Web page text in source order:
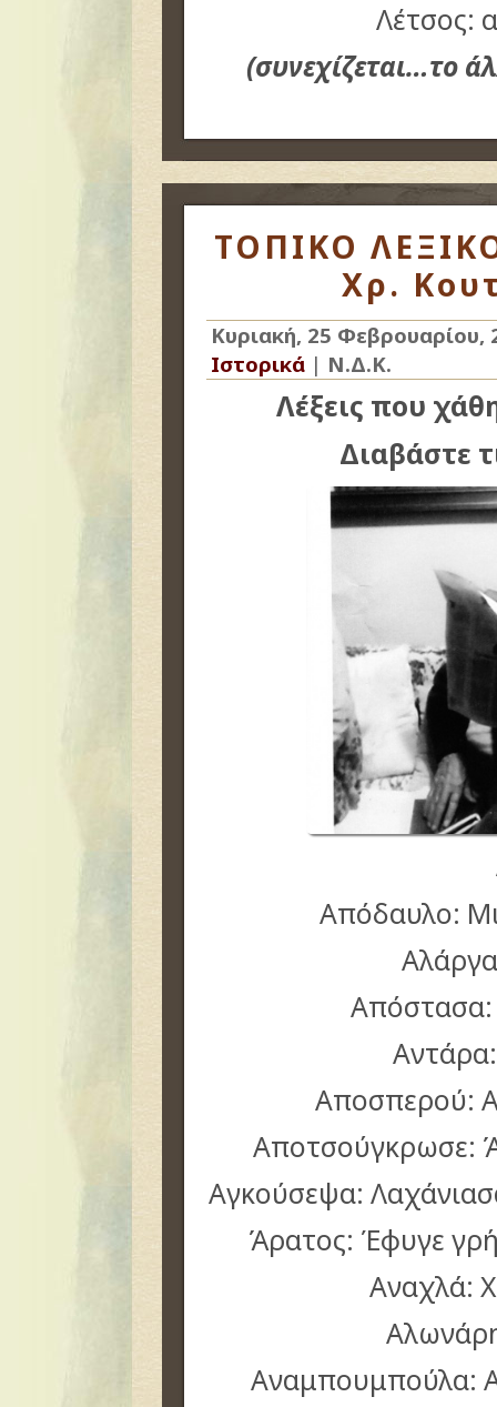
Λέτσος:
(συνεχίζεται…το
ΤΟΠΙΚΟ
Χρ.
Κυριακή, 25 Φεβρουαρίου,
Ιστορικά | Ν.Δ.Κ.
Λέξεις που
Διαβάστε
Απόδαυλο:
Αποσπερού:
Αποτσούγκρωσε:
Αγκούσεψα:
Άρατος: Έφυγε
Αναχλά:
Αναμπουμπούλα: